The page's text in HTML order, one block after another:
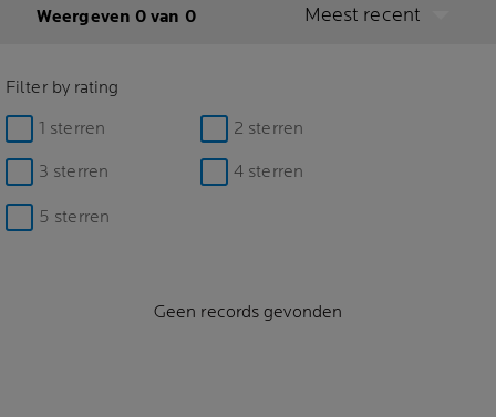
Weergeven 0 van 0 Meest recent
Filter by rating
1 sterren
2 sterren
3 sterren 4 sterren
5 sterren
Geen records gevonden